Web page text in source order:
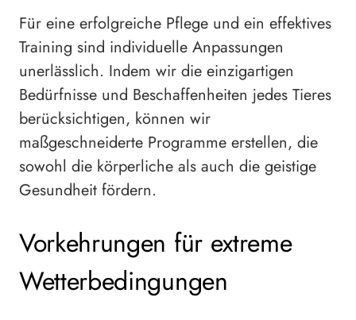
Für eine erfolgreiche Pflege und ein effektives
Training sind individuelle Anpassungen
unerlässlich. Indem wir die einzigartigen
Bedürfnisse und Beschaffenheiten jedes Tieres
berücksichtigen, können wir
maßgeschneiderte Programme erstellen, die
sowohl die körperliche als auch die geistige
Gesundheit fördern.
Vorkehrungen für extreme
Wetterbedingungen